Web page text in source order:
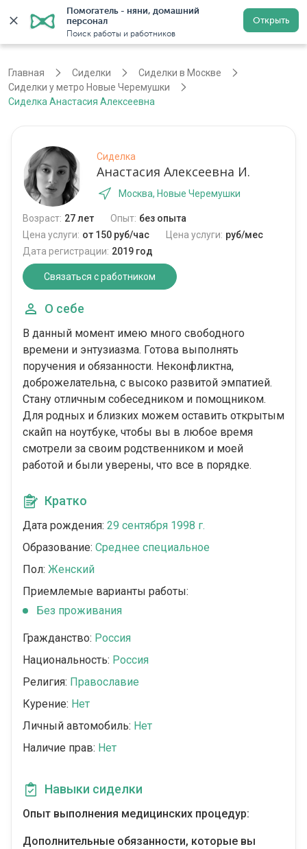
Помогатель - няни, домашний
персонал
Поиск работы и работников
Открыть
Регистрация
Главная Сиделки
Сиделки в Москве
Сиделки у метро Новые Черемушки
Сиделка Анастасия Алексеевна
Сиделка
Анастасия Алексеевна И.
Москва, Новые Черемушки
Возраст: 27 лет Опыт: без опыта
Цена услуги: от 150 руб/час Цена услуги: руб/мес
Дата регистрации: 2019 год
Связаться с работником
О себе
В данный момент имею много свободного
времени и энтузиазма. Готова выполнять
поручения и обязанности. Неконфликтна,
доброжелательна, с высоко развитой эмпатией.
Стану отличным собеседником и помощником.
Для родных и близких можем оставить открытым
скайп на ноутбуке, чтобы вы в любое время
смотрели за своим родственником и моей
работой и были уверены, что все в порядке.
Кратко
Дата рождения: 29 сентября 1998 г.
Образование: Среднее специальное
Пол: Женский
Приемлемые варианты работы:
Без проживания
Гражданство: Россия
Национальность: Россия
Религия: Православие
Курение: Нет
Личный автомобиль: Нет
Наличие прав: Нет
Навыки сиделки
Опыт выполнения медицинских процедур:
Дополнительные обязанности, которые вы